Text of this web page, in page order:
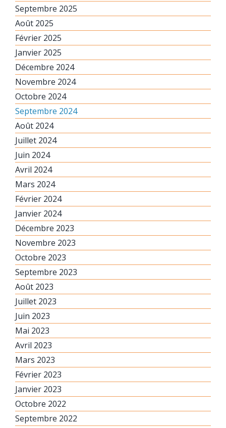
Septembre 2025
Août 2025
Février 2025
Janvier 2025
Décembre 2024
Novembre 2024
Octobre 2024
Septembre 2024
Août 2024
Juillet 2024
Juin 2024
Avril 2024
Mars 2024
Février 2024
Janvier 2024
Décembre 2023
Novembre 2023
Octobre 2023
Septembre 2023
Août 2023
Juillet 2023
Juin 2023
Mai 2023
Avril 2023
Mars 2023
Février 2023
Janvier 2023
Octobre 2022
Septembre 2022